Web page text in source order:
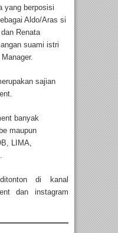
yang berposisi
Aldo/Aras si
Renata
suami istri
sajian
banyak
maupun
LIMA,
di kanal
dan instagram